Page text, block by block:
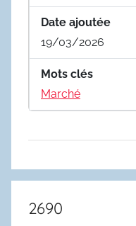
Date ajoutée
19/03/2026
Mots clés
Marché
2690